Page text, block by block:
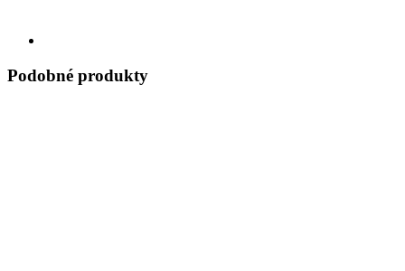
Podobné produkty